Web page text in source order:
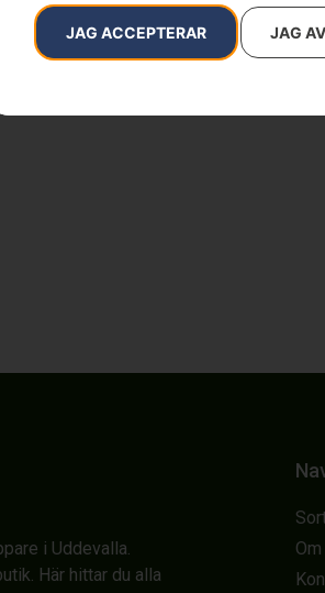
JAG ACCEPTERAR JAG
i Uddevalla.
Här hittar du alla